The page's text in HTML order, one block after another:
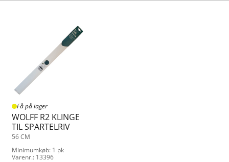
Få på lager
WOLFF R2 KLINGE
TIL SPARTELRIV
56 CM
Minimumkøb: 1 pk
Varenr.: 13396